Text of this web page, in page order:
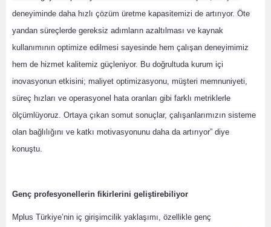
deneyiminde daha hızlı çözüm üretme kapasitemizi de artırıyor. Öte
yandan süreçlerde gereksiz adımların azaltılması ve kaynak
kullanımının optimize edilmesi sayesinde hem çalışan deneyimimiz
hem de hizmet kalitemiz güçleniyor. Bu doğrultuda kurum içi
inovasyonun etkisini; maliyet optimizasyonu, müşteri memnuniyeti,
süreç hızları ve operasyonel hata oranları gibi farklı metriklerle
ölçümlüyoruz. Ortaya çıkan somut sonuçlar, çalışanlarımızın sisteme
olan bağlılığını ve katkı motivasyonunu daha da artırıyor” diye
konuştu.
Genç profesyonellerin fikirlerini geliştirebiliyor
Mplus Türkiye’nin iç girişimcilik yaklaşımı, özellikle genç